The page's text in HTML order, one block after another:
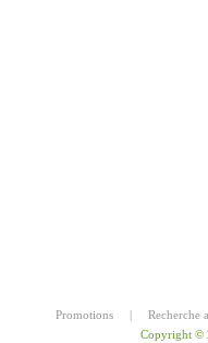
Promotions |
Recherche
Copyright ©